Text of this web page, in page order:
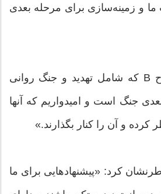
و زمینه‌سازی برای مرحله بعدی
وی گفت: «ما با طرح B که شامل تهدید و جنگ روانی
جنگ است و امیدواریم که آنها
کرده و آن را کنار بگذارند.»
کرد: «پیشنهادهایی برای ما